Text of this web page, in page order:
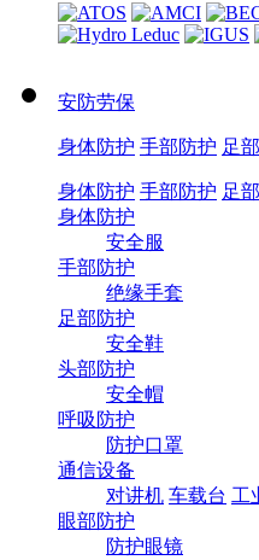
安防劳保
身体防护 手部防护 足
身体防护 手部防护 足
身体防护
安全服
手部防护
绝缘手套
足部防护
安全鞋
头部防护
安全帽
呼吸防护
防护口罩
通信设备
对讲机 车载台 工
眼部防护
防护眼镜